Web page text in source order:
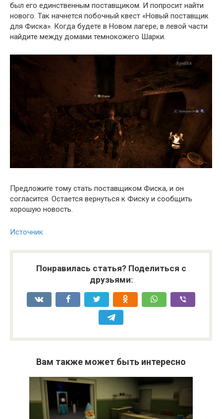
был его единственным поставщиком. И попросит найти
нового. Так начнется побочный квест «Новый поставщик
для Фиска». Когда будете в Новом лагере, в левой части
найдите между домами темнокожего Шарки.
Предложите тому стать поставщиком Фиска, и он
согласится. Остается вернуться к Фиску и сообщить
хорошую новость.
Источник
Понравилась статья? Поделиться с
друзьями:
Вам также может быть интересно